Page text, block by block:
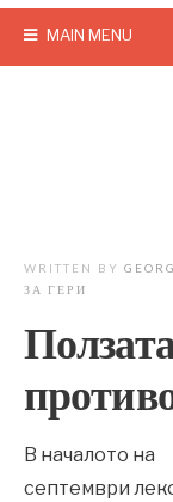
MAIN MENU
WRITTEN BY
ЗА ГЕРИ
В началото на
септември